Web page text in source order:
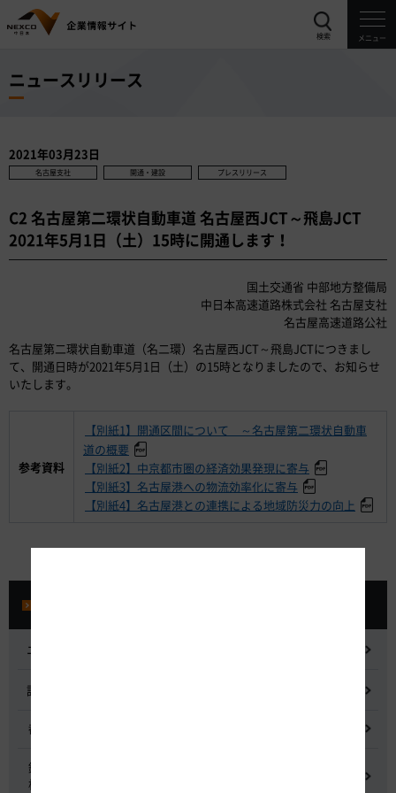
検索 メニュー
ニュースリリース
2021年03月23日
名古屋支社 開通・建設 プレスリリース
C2 名古屋第二環状自動車道 名古屋西JCT～飛島JCT
2021年5月1日（土）15時に開通します！
国土交通省 中部地方整備局
中日本高速道路株式会社 名古屋支社
名古屋高速道路公社
名古屋第二環状自動車道（名二環）名古屋西JCT～飛島JCTにつきまし
て、開通日時が2021年5月1日（土）の15時となりましたので、お知らせ
いたします。
参考資料
【別紙1】開通区間について ～名古屋第二環状自動車
道の概要
【別紙2】中京都市圏の経済効果発現に寄与
【別紙3】名古屋港への物流効率化に寄与
【別紙4】名古屋港との連携による地域防災力の向上
ニュースリリース
記者会見
都市間高速道路料金割引検討会
鋼少数主桁橋の床版下面吹付コンクリートはく離・落下事象調査
検討委員会